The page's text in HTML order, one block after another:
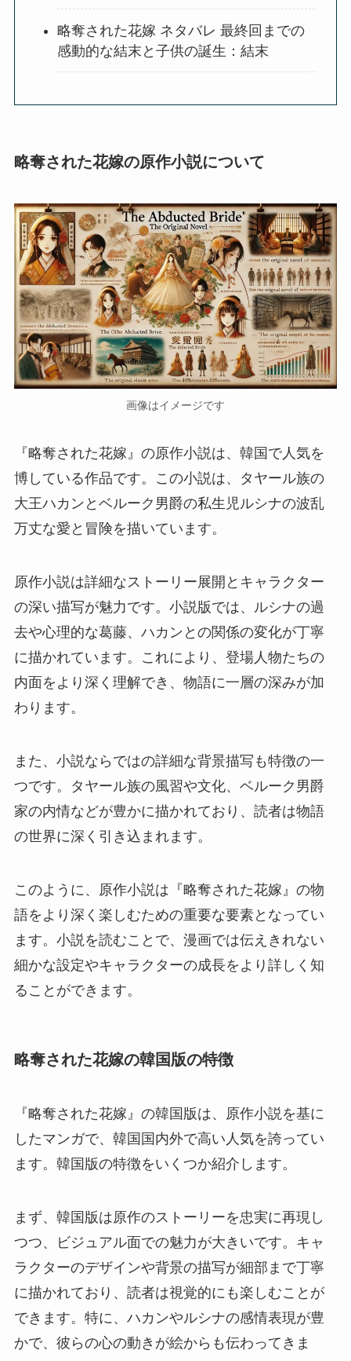
略奪された花嫁 ネタバレ 最終回までの
感動的な結末と子供の誕生：結末
略奪された花嫁の原作小説について
画像はイメージです
『略奪された花嫁』の原作小説は、韓国で人気を
博している作品です。この小説は、タヤール族の
大王ハカンとベルーク男爵の私生児ルシナの波乱
万丈な愛と冒険を描いています。
原作小説は詳細なストーリー展開とキャラクター
の深い描写が魅力です。小説版では、ルシナの過
去や心理的な葛藤、ハカンとの関係の変化が丁寧
に描かれています。これにより、登場人物たちの
内面をより深く理解でき、物語に一層の深みが加
わります。
また、小説ならではの詳細な背景描写も特徴の一
つです。タヤール族の風習や文化、ベルーク男爵
家の内情などが豊かに描かれており、読者は物語
の世界に深く引き込まれます。
このように、原作小説は『略奪された花嫁』の物
語をより深く楽しむための重要な要素となってい
ます。小説を読むことで、漫画では伝えきれない
細かな設定やキャラクターの成長をより詳しく知
ることができます。
略奪された花嫁の韓国版の特徴
『略奪された花嫁』の韓国版は、原作小説を基に
したマンガで、韓国国内外で高い人気を誇ってい
ます。韓国版の特徴をいくつか紹介します。
まず、韓国版は原作のストーリーを忠実に再現し
つつ、ビジュアル面での魅力が大きいです。キャ
ラクターのデザインや背景の描写が細部まで丁寧
に描かれており、読者は視覚的にも楽しむことが
できます。特に、ハカンやルシナの感情表現が豊
かで、彼らの心の動きが絵からも伝わってきま